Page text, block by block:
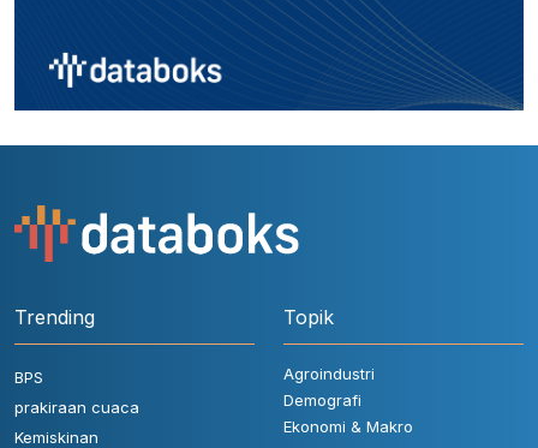
Trending
BPS
prakiraan cuaca
Kemiskinan
Topik
Agroindustri
Demografi
Ekonomi & Makro